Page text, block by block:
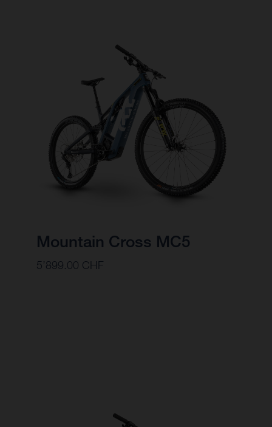
Mountain Cross MC5
5’899.00 CHF